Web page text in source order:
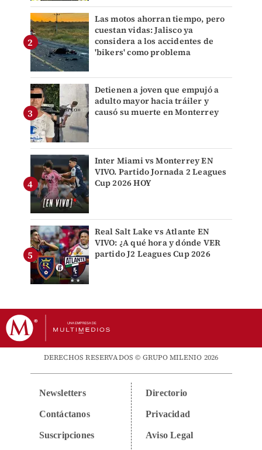
Las motos ahorran tiempo, pero
cuestan vidas: Jalisco ya
considera a los accidentes de
'bikers' como problema
Detienen a joven que empujó a
adulto mayor hacia tráiler y
causó su muerte en Monterrey
Inter Miami vs Monterrey EN
VIVO. Partido Jornada 2 Leagues
Cup 2026 HOY
Real Salt Lake vs Atlante EN
VIVO: ¿A qué hora y dónde VER
partido J2 Leagues Cup 2026
DERECHOS RESERVADOS © GRUPO MILENIO 2026
Newsletters
Contáctanos
Suscripciones
Directorio
Privacidad
Aviso Legal